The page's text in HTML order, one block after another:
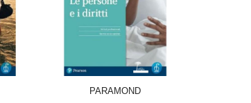
PARAMOND